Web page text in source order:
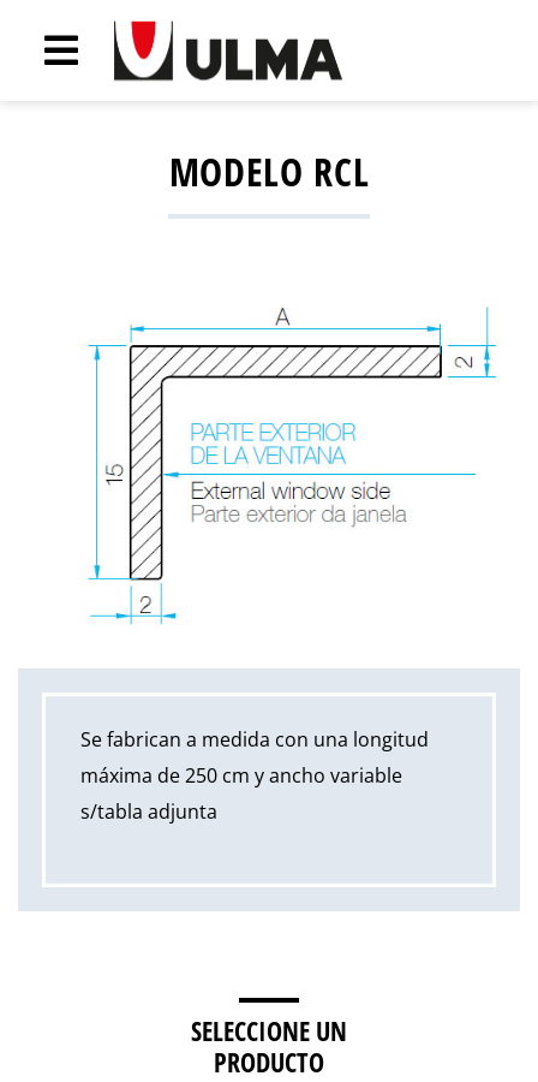
MODELO RCL
Se fabrican a medida con una longitud
máxima de 250 cm y ancho variable
s/tabla adjunta
SELECCIONE UN
PRODUCTO